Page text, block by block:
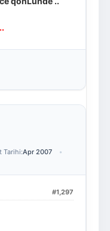
Tarihi:Apr 2007
#1,297